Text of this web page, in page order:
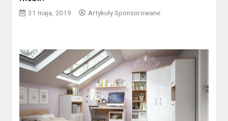
31 maja, 2019 Artykuły Sponsorowane